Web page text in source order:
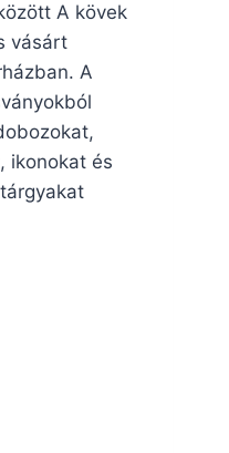
A kövek
vásárt
A
ikonokat és